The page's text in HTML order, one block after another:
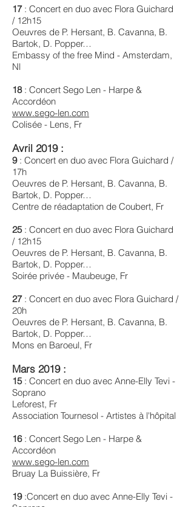
17: Concert en duo avec Flora Guichard
/ 12h15
Oeuvres de P. Hersant, B. Cavanna, B.
Bartok, D. Popper…
Embassy of the free Mind - Amsterdam,
Nl ​
18: Concert Sego Len - Harpe &
Accordéon
www.sego-len.com
Colisée - Lens, Fr
Avril 2019 :
9: Concert en duo avec Flora Guichard /
17h
Oeuvres de P. Hersant, B. Cavanna, B.
Bartok, D. Popper…
Centre de réadaptation de Coubert, Fr
25: Concert en duo avec Flora Guichard
/ 12h15
Oeuvres de P. Hersant, B. Cavanna, B.
Bartok, D. Popper…
Soirée privée - Maubeuge, Fr
27: Concert en duo avec Flora Guichard /
20h
Oeuvres de P. Hersant, B. Cavanna, B.
Bartok, D. Popper…
Mons en Baroeul, Fr
Mars 2019 :
15: Concert en duo avec Anne-Elly Tevi -
Soprano
Leforest, Fr
Association Tournesol - Artistes à l'hôpital
16: Concert Sego Len - Harpe &
Accordéon
www.sego-len.com
Bruay La Buissière, Fr
19:Concert en duo avec Anne-Elly Tevi -